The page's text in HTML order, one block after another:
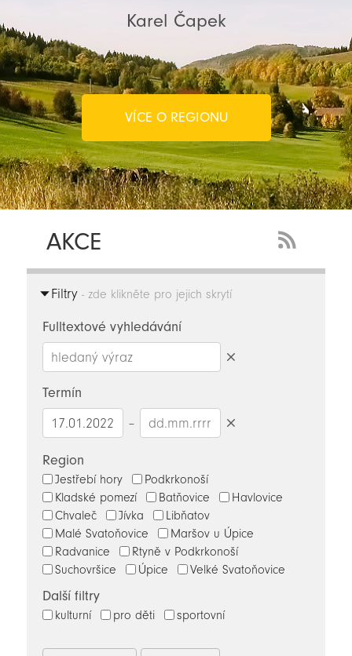
Karel Čapek
VÍCE O REGIONU
AKCE
Feed
Filtry- zde klikněte pro jejich skrytí
Fulltextové vyhledávání
Termín
–
Region
Jestřebí hory
Podkrkonoší
Kladské pomezí
Batňovice
Havlovice
Chvaleč
Jívka
Libňatov
Malé Svatoňovice
Maršov u Úpice
Radvanice
Rtyně v Podkrkonoší
Suchovršice
Úpice Velké Svatoňovice
Další filtry
kulturní pro děti sportovní